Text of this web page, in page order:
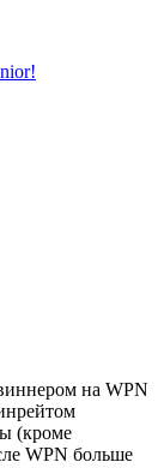
на WPN
(кроме
WPN больше